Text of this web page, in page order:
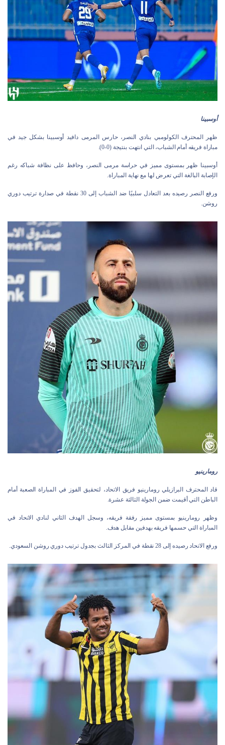
أوسبينا
ظهر المحترف الكولومبي بنادي النصر، حارس المرمى دافيد أوسبينا بشكل جيد في
مباراة فريقه أمام الشباب، التي انتهت بنتيجة (0-0).
أوسبينا ظهر بمستوى مميز في حراسة مرمى النصر، وحافظ على نظافة شباكه رغم
الإصابة البالغة التي تعرض لها مع نهاية المباراة.
ورفع النصر رصيده بعد التعادل سلبيًا ضد الشباب إلى 30 نقطة في صدارة ترتيب دوري
روشن.
رومارينيو
قاد المحترف البرازيلي رومارينيو فريق الاتحاد، لتحقيق الفوز في المباراة الصعبة أمام
الباطن التي أقيمت ضمن الجولة الثالثة عشرة.
وظهر رومارينيو بمستوى مميز رفقة فريقه، وسجل الهدف الثاني لنادي الاتحاد في
المباراة التي حسمها فريقه بهدفين مقابل هدف.
ورفع الاتحاد رصيده إلى 28 نقطة في المركز الثالث بجدول ترتيب دوري روشن السعودي.